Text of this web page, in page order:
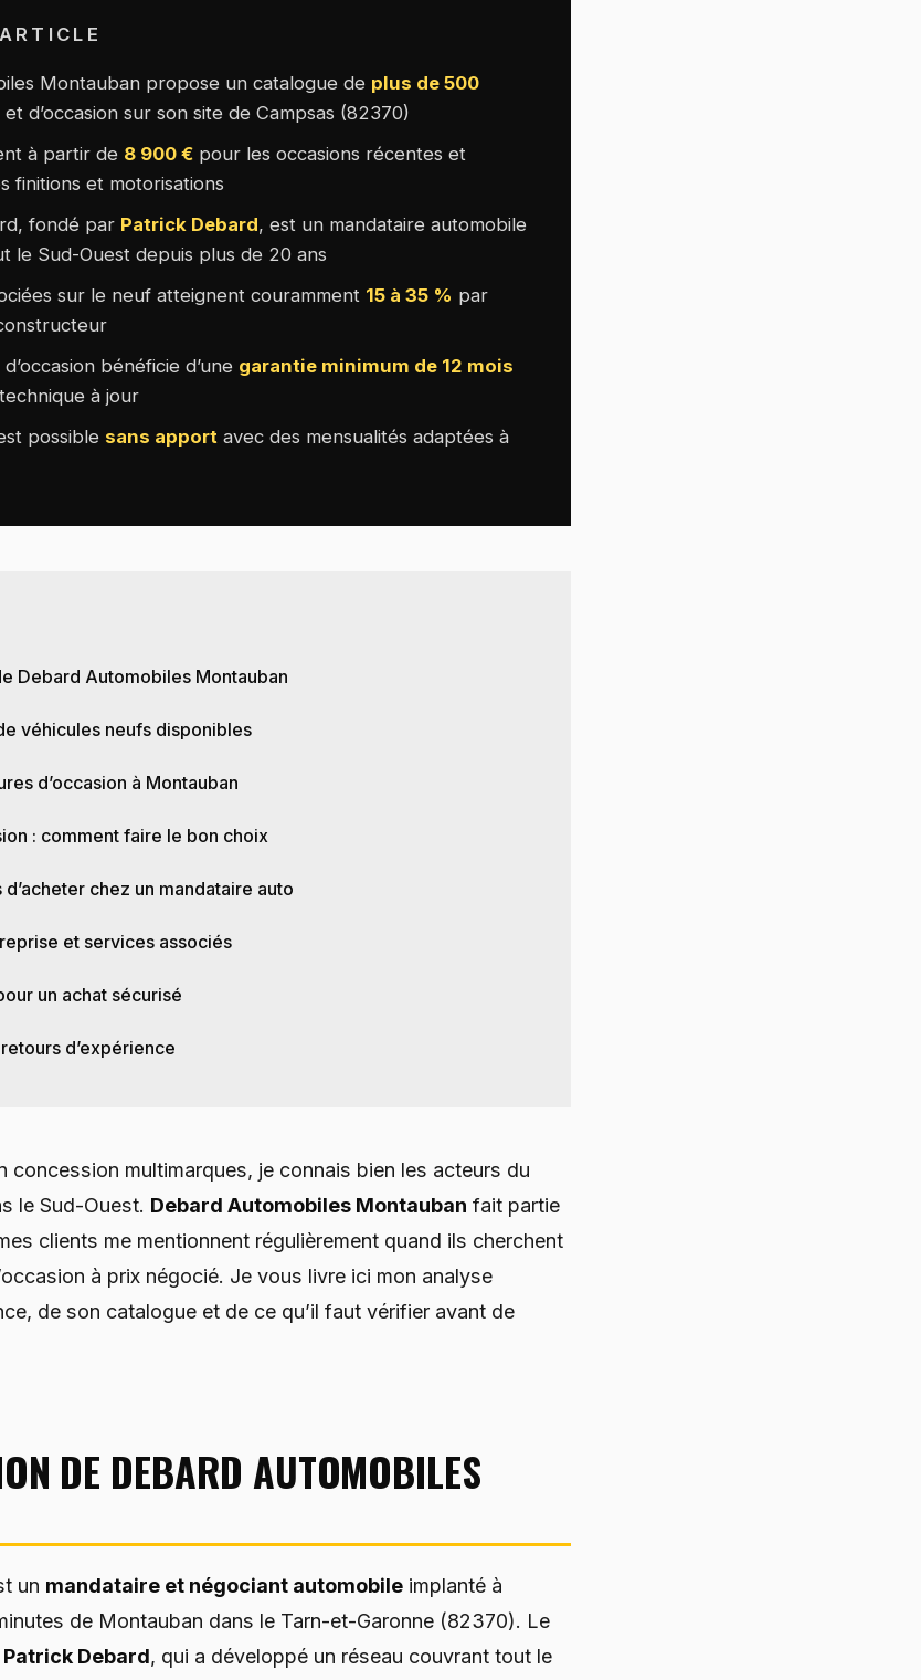
Montauban propose un catalogue de plus de 500
d’occasion sur son site de Campsas (82370)
à partir de 8 900 €pour les occasions récentes et
finitions et motorisations
fondé par Patrick Debard, est un mandataire automobile
le Sud-Ouest depuis plus de 20 ans
sur le neuf atteignent couramment 15 à 35 % par
bénéficie d’une garantie minimum de 12 mois
à jour
possible sans apport avec des mensualités adaptées à
Debard Automobiles Montauban
véhicules neufs disponibles
d’occasion à Montauban
: comment faire le bon choix
d’acheter chez un mandataire auto
et services associés
un achat sécurisé
d’expérience
concession multimarques, je connais bien les acteurs du
le Sud-Ouest. Debard Automobiles Montauban fait partie
clients me mentionnent régulièrement quand ils cherchent
à prix négocié. Je vous livre ici mon analyse
de son catalogue et de ce qu’il faut vérifier avant de
DE DEBARD AUTOMOBILES
un mandataire et négociant automobileimplanté à
de Montauban dans le Tarn-et-Garonne (82370). Le
Patrick Debard, qui a développé un réseau couvrant tout le